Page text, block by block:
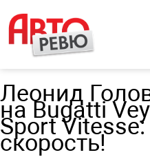
Леонид
на Bugatti
Sport
скорость!